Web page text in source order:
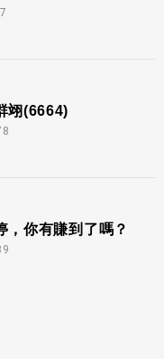
翊(6664)
，你有賺到了嗎？